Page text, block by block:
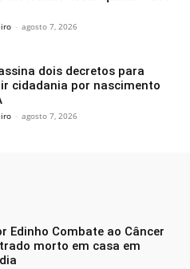
- agosto 7, 2026
dois decretos para
cidadania por nascimento
- agosto 7, 2026
Edinho Combate ao Câncer
morto em casa em